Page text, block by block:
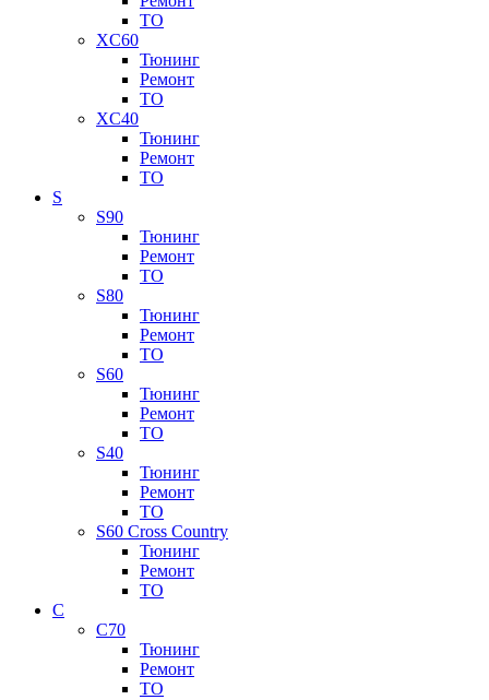
ТО
XC60
Тюнинг
Ремонт
ТО
XC40
Тюнинг
Ремонт
ТО
S
S90
Тюнинг
Ремонт
ТО
S80
Тюнинг
Ремонт
ТО
S60
Тюнинг
Ремонт
ТО
S40
Тюнинг
Ремонт
ТО
S60 Cross Country
Тюнинг
Ремонт
ТО
C
C70
Тюнинг
Ремонт
ТО